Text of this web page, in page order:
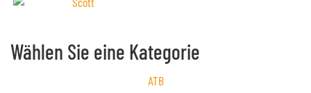
Wählen Sie eine Kategorie
ATB